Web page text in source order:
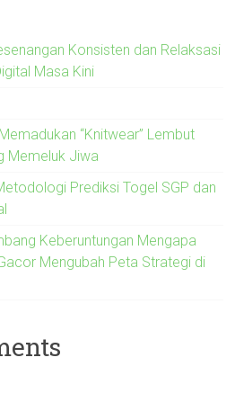
Konsisten dan Relaksasi
Masa Kini
“Knitwear” Lembut
Memeluk Jiwa
Prediksi Togel SGP dan
Keberuntungan Mengapa
Mengubah Peta Strategi di